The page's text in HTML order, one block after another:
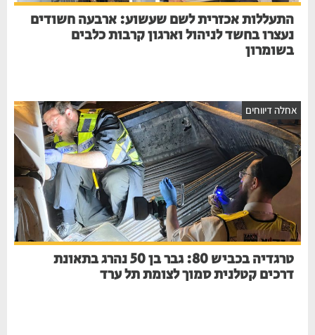
התעללות אכזרית לשם שעשוע: ארבעה חשודים
נעצרו בחשד לניהול וארגון קרבות כלבים
בשומרון
דיווחים
טרגדיה בכביש 80: גבר בן 50 נהרג בתאונת
דרכים קטלנית סמוך לצומת תל ערד